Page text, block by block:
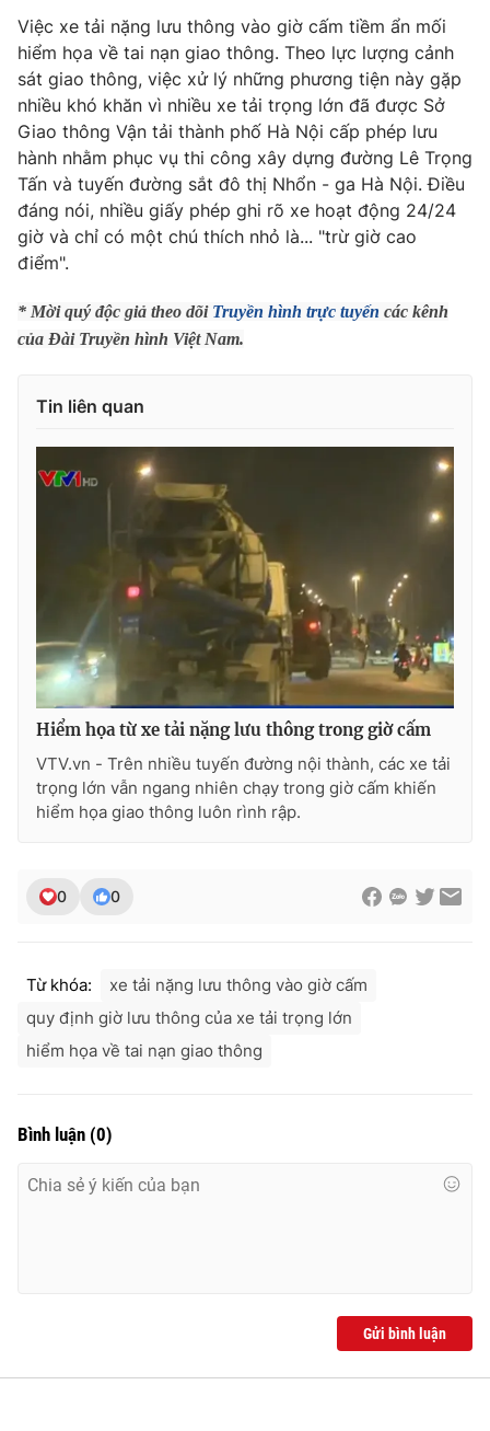
Khán giả
Giải sao mai
Âm nhạc
Sao
Du lịch
Làm đẹp
Chất lượng cuộc sống
Giáo dục
Tuyển sinh
Học trực tuyến
Công nghệ
Hitech Công nghệ tương lai
Sản phẩm
Thị trường
Tư vấn
Giao lưu trực tuyến
Lịch phát sóng
Chuyên mục khác
VTV Thể thao
VTV Sức khoẻ Bất động sản
Thị trường 24h Tấm lòng Việt
VTV4 Vươn mình bằng AI
VTV9 VTV8
Liên hệ tòa soạn
THỜI BÁO VTV
Cơ quan báo chí:
Thời báo VTV
Nguyễn Thị Mỹ Hạnh, Phạm Quốc Thắng,
Việc xe tải nặng lưu thông vào giờ cấm tiềm ẩn mối
hiểm họa về tai nạn giao thông. Theo lực lượng cảnh
sát giao thông, việc xử lý những phương tiện này gặp
nhiều khó khăn vì nhiều xe tải trọng lớn đã được Sở
Giao thông Vận tải thành phố Hà Nội cấp phép lưu
hành nhằm phục vụ thi công xây dựng đường Lê Trọng
Tấn và tuyến đường sắt đô thị Nhổn - ga Hà Nội. Điều
đáng nói, nhiều giấy phép ghi rõ xe hoạt động 24/24
giờ và chỉ có một chú thích nhỏ là... "trừ giờ cao
điểm".
* Mời quý độc giả theo dõi Truyền hình trực tuyến các kênh
của Đài Truyền hình Việt Nam.
Tin liên quan
Hiểm họa từ xe tải nặng lưu thông trong giờ cấm
VTV.vn - Trên nhiều tuyến đường nội thành, các xe tải
trọng lớn vẫn ngang nhiên chạy trong giờ cấm khiến
hiểm họa giao thông luôn rình rập.
0 0
Từ khóa:
xe tải nặng lưu thông vào giờ cấm
quy định giờ lưu thông của xe tải trọng lớn
hiểm họa về tai nạn giao thông
Bình luận (0)
Gửi bình luận